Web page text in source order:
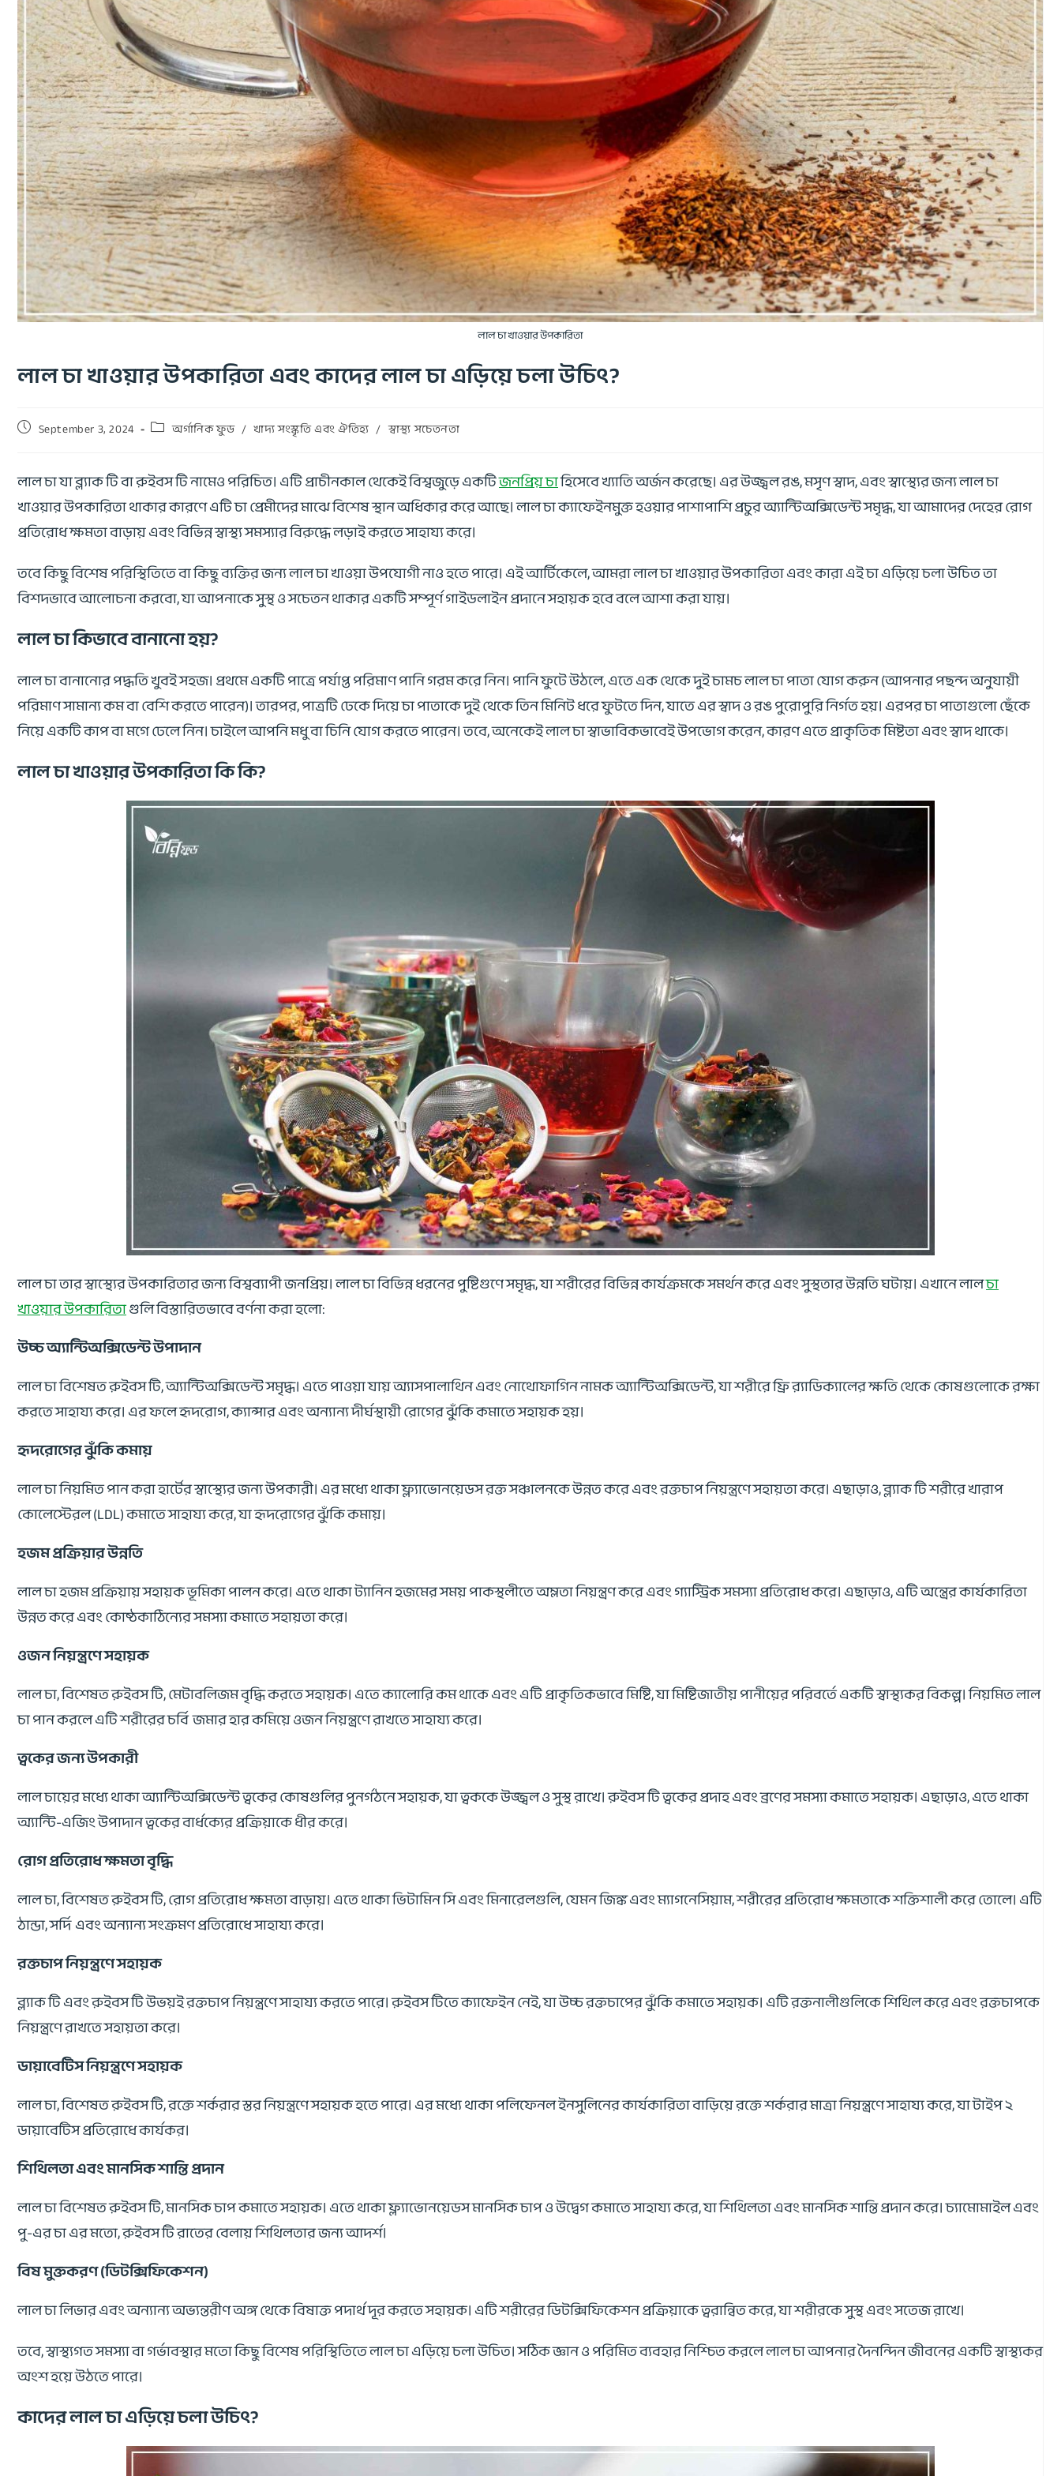
লাল চা খাওয়ার উপকারিতা
লাল চা খাওয়ার উপকারিতা এবং কাদের লাল চা এড়িয়ে চলা উচিৎ?
September 3, 2024 অর্গানিক ফুড / খাদ্য সংস্কৃতি এবং ঐতিহ্য / স্বাস্থ্য সচেতনতা
লাল চা যা ব্ল্যাক টি বা রুইবস টি নামেও পরিচিত। এটি প্রাচীনকাল থেকেই বিশ্বজুড়ে একটিজনপ্রিয় চাহিসেবে খ্যাতি অর্জন করেছে। এর উজ্জ্বল রঙ, মসৃণ স্বাদ, এবং স্বাস্থ্যের জন্য লাল চা
খাওয়ার উপকারিতা থাকার কারণে এটি চা প্রেমীদের মাঝে বিশেষ স্থান অধিকার করে আছে। লাল চা ক্যাফেইনমুক্ত হওয়ার পাশাপাশি প্রচুর অ্যান্টিঅক্সিডেন্ট সমৃদ্ধ, যা আমাদের দেহের রোগ
প্রতিরোধ ক্ষমতা বাড়ায় এবং বিভিন্ন স্বাস্থ্য সমস্যার বিরুদ্ধে লড়াই করতে সাহায্য করে।
তবে কিছু বিশেষ পরিস্থিতিতে বা কিছু ব্যক্তির জন্য লাল চা খাওয়া উপযোগী নাও হতে পারে। এই আর্টিকেলে, আমরা লাল চা খাওয়ার উপকারিতা এবং কারা এই চা এড়িয়ে চলা উচিত তা
বিশদভাবে আলোচনা করবো, যা আপনাকে সুস্থ ও সচেতন থাকার একটি সম্পূর্ণ গাইডলাইন প্রদানে সহায়ক হবে বলে আশা করা যায়।
লাল চা কিভাবে বানানো হয়?
লাল চা বানানোর পদ্ধতি খুবই সহজ। প্রথমে একটি পাত্রে পর্যাপ্ত পরিমাণ পানি গরম করে নিন। পানি ফুটে উঠলে, এতে এক থেকে দুই চামচ লাল চা পাতা যোগ করুন (আপনার পছন্দ অনুযায়ী
পরিমাণ সামান্য কম বা বেশি করতে পারেন)। তারপর, পাত্রটি ঢেকে দিয়ে চা পাতাকে দুই থেকে তিন মিনিট ধরে ফুটতে দিন, যাতে এর স্বাদ ও রঙ পুরোপুরি নির্গত হয়। এরপর চা পাতাগুলো ছেঁকে
নিয়ে একটি কাপ বা মগে ঢেলে নিন। চাইলে আপনি মধু বা চিনি যোগ করতে পারেন। তবে, অনেকেই লাল চা স্বাভাবিকভাবেই উপভোগ করেন, কারণ এতে প্রাকৃতিক মিষ্টতা এবং স্বাদ থাকে।
লাল চা খাওয়ার উপকারিতা কি কি?
লাল চা তার স্বাস্থ্যের উপকারিতার জন্য বিশ্বব্যাপী জনপ্রিয়। লাল চা বিভিন্ন ধরনের পুষ্টিগুণে সমৃদ্ধ, যা শরীরের বিভিন্ন কার্যক্রমকে সমর্থন করে এবং সুস্থতার উন্নতি ঘটায়। এখানে লালচা
খাওয়ার উপকারিতাগুলি বিস্তারিতভাবে বর্ণনা করা হলো:
উচ্চ অ্যান্টিঅক্সিডেন্ট উপাদান
লাল চা বিশেষত রুইবস টি, অ্যান্টিঅক্সিডেন্ট সমৃদ্ধ। এতে পাওয়া যায় অ্যাসপালাথিন এবং নোথোফাগিন নামক অ্যান্টিঅক্সিডেন্ট, যা শরীরে ফ্রি র‍্যাডিক্যালের ক্ষতি থেকে কোষগুলোকে রক্ষা
করতে সাহায্য করে। এর ফলে হৃদরোগ, ক্যান্সার এবং অন্যান্য দীর্ঘস্থায়ী রোগের ঝুঁকি কমাতে সহায়ক হয়।
হৃদরোগের ঝুঁকি কমায়
লাল চা নিয়মিত পান করা হার্টের স্বাস্থ্যের জন্য উপকারী। এর মধ্যে থাকা ফ্ল্যাভোনয়েডস রক্ত সঞ্চালনকে উন্নত করে এবং রক্তচাপ নিয়ন্ত্রণে সহায়তা করে। এছাড়াও, ব্ল্যাক টি শরীরে খারাপ
কোলেস্টেরল (LDL) কমাতে সাহায্য করে, যা হৃদরোগের ঝুঁকি কমায়।
হজম প্রক্রিয়ার উন্নতি
লাল চা হজম প্রক্রিয়ায় সহায়ক ভূমিকা পালন করে। এতে থাকা ট্যানিন হজমের সময় পাকস্থলীতে অম্লতা নিয়ন্ত্রণ করে এবং গ্যাস্ট্রিক সমস্যা প্রতিরোধ করে। এছাড়াও, এটি অন্ত্রের কার্যকারিতা
উন্নত করে এবং কোষ্ঠকাঠিন্যের সমস্যা কমাতে সহায়তা করে।
ওজন নিয়ন্ত্রণে সহায়ক
লাল চা, বিশেষত রুইবস টি, মেটাবলিজম বৃদ্ধি করতে সহায়ক। এতে ক্যালোরি কম থাকে এবং এটি প্রাকৃতিকভাবে মিষ্টি, যা মিষ্টিজাতীয় পানীয়ের পরিবর্তে একটি স্বাস্থ্যকর বিকল্প। নিয়মিত লাল
চা পান করলে এটি শরীরের চর্বি জমার হার কমিয়ে ওজন নিয়ন্ত্রণে রাখতে সাহায্য করে।
ত্বকের জন্য উপকারী
লাল চায়ের মধ্যে থাকা অ্যান্টিঅক্সিডেন্ট ত্বকের কোষগুলির পুনর্গঠনে সহায়ক, যা ত্বককে উজ্জ্বল ও সুস্থ রাখে। রুইবস টি ত্বকের প্রদাহ এবং ব্রণের সমস্যা কমাতে সহায়ক। এছাড়াও, এতে থাকা
অ্যান্টি-এজিং উপাদান ত্বকের বার্ধক্যের প্রক্রিয়াকে ধীর করে।
রোগ প্রতিরোধ ক্ষমতা বৃদ্ধি
লাল চা, বিশেষত রুইবস টি, রোগ প্রতিরোধ ক্ষমতা বাড়ায়। এতে থাকা ভিটামিন সি এবং মিনারেলগুলি, যেমন জিঙ্ক এবং ম্যাগনেসিয়াম, শরীরের প্রতিরোধ ক্ষমতাকে শক্তিশালী করে তোলে। এটি
ঠান্ডা, সর্দি এবং অন্যান্য সংক্রমণ প্রতিরোধে সাহায্য করে।
রক্তচাপ নিয়ন্ত্রণে সহায়ক
ব্ল্যাক টি এবং রুইবস টি উভয়ই রক্তচাপ নিয়ন্ত্রণে সাহায্য করতে পারে। রুইবস টিতে ক্যাফেইন নেই, যা উচ্চ রক্তচাপের ঝুঁকি কমাতে সহায়ক। এটি রক্তনালীগুলিকে শিথিল করে এবং রক্তচাপকে
নিয়ন্ত্রণে রাখতে সহায়তা করে।
ডায়াবেটিস নিয়ন্ত্রণে সহায়ক
লাল চা, বিশেষত রুইবস টি, রক্তে শর্করার স্তর নিয়ন্ত্রণে সহায়ক হতে পারে। এর মধ্যে থাকা পলিফেনল ইনসুলিনের কার্যকারিতা বাড়িয়ে রক্তে শর্করার মাত্রা নিয়ন্ত্রণে সাহায্য করে, যা টাইপ ২
ডায়াবেটিস প্রতিরোধে কার্যকর।
শিথিলতা এবং মানসিক শান্তি প্রদান
লাল চা বিশেষত রুইবস টি, মানসিক চাপ কমাতে সহায়ক। এতে থাকা ফ্ল্যাভোনয়েডস মানসিক চাপ ও উদ্বেগ কমাতে সাহায্য করে, যা শিথিলতা এবং মানসিক শান্তি প্রদান করে। চ্যামোমাইল এবং
পু-এর চা এর মতো, রুইবস টি রাতের বেলায় শিথিলতার জন্য আদর্শ।
বিষ মুক্তকরণ (ডিটক্সিফিকেশন)
লাল চা লিভার এবং অন্যান্য অভ্যন্তরীণ অঙ্গ থেকে বিষাক্ত পদার্থ দূর করতে সহায়ক। এটি শরীরের ডিটক্সিফিকেশন প্রক্রিয়াকে ত্বরান্বিত করে, যা শরীরকে সুস্থ এবং সতেজ রাখে।
তবে, স্বাস্থ্যগত সমস্যা বা গর্ভাবস্থার মতো কিছু বিশেষ পরিস্থিতিতে লাল চা এড়িয়ে চলা উচিত। সঠিক জ্ঞান ও পরিমিত ব্যবহার নিশ্চিত করলে লাল চা আপনার দৈনন্দিন জীবনের একটি স্বাস্থ্যকর
অংশ হয়ে উঠতে পারে।
কাদের লাল চা এড়িয়ে চলা উচিৎ?